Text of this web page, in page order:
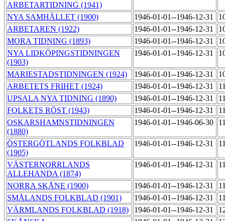
ARBETARTIDNING (1941)
NYA SAMHÄLLET (1900) 1946-01-01--1946-12-31
ARBETAREN (1922)
1946-01-01--1946-12-31
MORA TIDNING (1893)
1946-01-01--1946-12-31
NYA LIDKÖPINGSTIDNINGEN
(1903)
1946-01-01--1946-12-31
MARIESTADSTIDNINGEN (1924) 1946-01-01--1946-12-31
ARBETETS FRIHET (1924)
1946-01-01--1946-12-31
UPSALA NYA TIDNING (1890)
1946-01-01--1946-12-31
FOLKETS RÖST (1943)
1946-01-01--1946-12-31
OSKARSHAMNSTIDNINGEN
(1880)
1946-01-01--1946-06-30
ÖSTERGÖTLANDS FOLKBLAD
(1905)
1946-01-01--1946-12-31
VÄSTERNORRLANDS
ALLEHANDA (1874)
1946-01-01--1946-12-31
NORRA SKÅNE (1900) 1946-01-01--1946-12-31
SMÅLANDS FOLKBLAD (1901)
1946-01-01--1946-12-31
VÄRMLANDS FOLKBLAD (1918)
1946-01-01--1946-12-31